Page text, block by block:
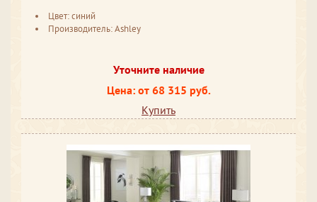
Цвет: синий
Производитель: Ashley
Уточните наличие
Цена: от 68 315 руб.
Купить